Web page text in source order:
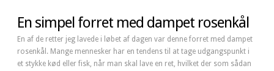
En simpel forret med dampet rosenkål
En af de retter jeg lavede i løbet af dagen var denne forret med dampet
rosenkål. Mange mennesker har en tendens til at tage udgangspunkt i
et stykke kød eller fisk, når man skal lave en ret, hvilket der som sådan